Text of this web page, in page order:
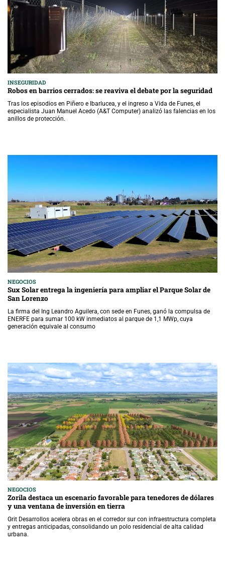
INSEGURIDAD
Robos en barrios cerrados: se reaviva el debate por la seguridad
Tras los episodios en Piñero e Ibarlucea, y el ingreso a Vida de Funes, el
especialista Juan Manuel Acedo (A&T Computer) analizó las falencias en los
anillos de protección.
NEGOCIOS
Sux Solar entrega la ingeniería para ampliar el Parque Solar de
San Lorenzo
La firma del Ing Leandro Aguilera, con sede en Funes, ganó la compulsa de
ENERFE para sumar 100 kW inmediatos al parque de 1,1 MWp, cuya
generación equivale al consumo
NEGOCIOS
Zorila destaca un escenario favorable para tenedores de dólares
y una ventana de inversión en tierra
Grit Desarrollos acelera obras en el corredor sur con infraestructura completa
y entregas anticipadas, consolidando un polo residencial de alta calidad
urbana.